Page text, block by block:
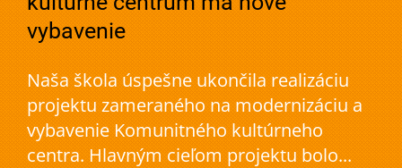
vybavenie
Naša škola úspešne ukončila realizáciu
projektu zameraného na modernizáciu a
vybavenie Komunitného kultúrneho
centra. Hlavným cieľom projektu bolo...